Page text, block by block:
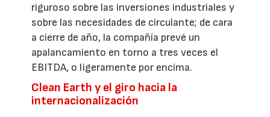
riguroso sobre las inversiones industriales y
sobre las necesidades de circulante; de cara
a cierre de año, la compañía prevé un
apalancamiento en torno a tres veces el
EBITDA, o ligeramente por encima.
Clean Earth y el giro hacia la
internacionalización